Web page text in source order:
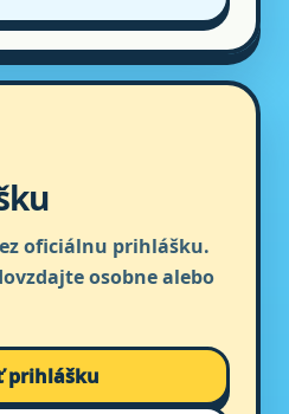
oficiálnu prihlášku.
osobne alebo
prihlášku